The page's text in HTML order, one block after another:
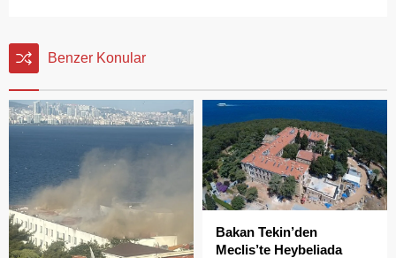
Benzer Konular
Bakan Tekin’den
Meclis’te Heybeliada